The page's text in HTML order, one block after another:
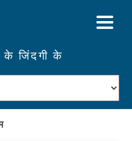
के जिंदगी के